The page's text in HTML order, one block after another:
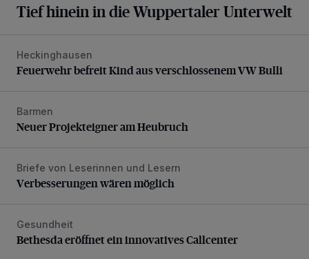
Tief hinein in die Wuppertaler Unterwelt
Feuerwehr befreit Kind aus verschlossenem VW Bulli
Heckinghausen
Feuerwehr befreit Kind aus verschlossenem VW Bulli
Neuer Projekteigner am Heubruch
Barmen
Neuer Projekteigner am Heubruch
Verbesserungen wären möglich
Briefe von Leserinnen und Lesern
Verbesserungen wären möglich
Bethesda eröffnet ein innovatives Callcenter
Gesundheit
Bethesda eröffnet ein innovatives Callcenter